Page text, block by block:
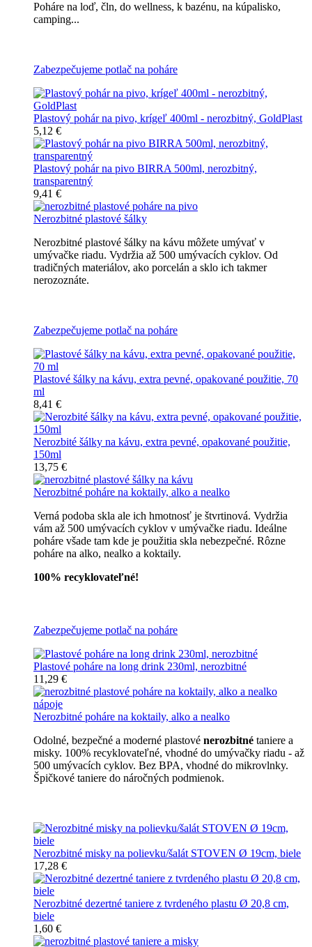
Poháre na loď, čln, do wellness, k bazénu, na kúpalisko,
camping...
Zabezpečujeme potlač na poháre
Plastový pohár na pivo, krígeľ 400ml - nerozbitný, GoldPlast
5,12 €
Plastový pohár na pivo BIRRA 500ml, nerozbitný,
transparentný
9,41 €
Nerozbitné plastové šálky
Nerozbitné plastové šálky na kávu môžete umývať v
umývačke riadu. Vydržia až 500 umývacích cyklov. Od
tradičných materiálov, ako porcelán a sklo ich takmer
nerozoznáte.
Zabezpečujeme potlač na poháre
Plastové šálky na kávu, extra pevné, opakované použitie, 70
ml
8,41 €
Nerozbité šálky na kávu, extra pevné, opakované použitie,
150ml
13,75 €
Nerozbitné poháre na koktaily, alko a nealko
Verná podoba skla ale ich hmotnosť je štvrtinová. Vydržia
vám až 500 umývacích cyklov v umývačke riadu. Ideálne
poháre všade tam kde je použitia skla nebezpečné. Rôzne
poháre na alko, nealko a koktaily.
100% recyklovateľné!
Zabezpečujeme potlač na poháre
Plastové poháre na long drink 230ml, nerozbitné
11,29 €
Nerozbitné poháre na koktaily, alko a nealko
Odolné, bezpečné a moderné plastové nerozbitné taniere a
misky. 100% recyklovateľné, vhodné do umývačky riadu - až
500 umývacích cyklov. Bez BPA, vhodné do mikrovlnky.
Špičkové taniere do náročných podmienok.
Nerozbitné misky na polievku/šalát STOVEN Ø 19cm, biele
17,28 €
Nerozbitné dezertné taniere z tvrdeného plastu Ø 20,8 cm,
biele
1,60 €